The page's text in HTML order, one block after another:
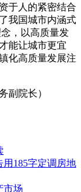
于人的紧密结合
我国城市内涵式
，以高质量发
能让城市更宜
化高质量发展注
院长）
185字定调房地
市场